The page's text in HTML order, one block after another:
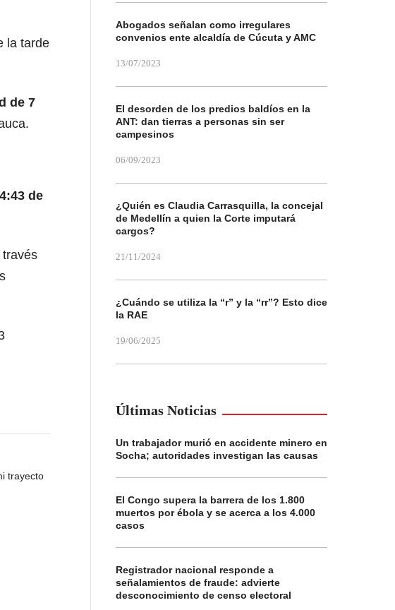
la tarde
de 7
de
trayecto
Abogados señalan como irregulares
convenios ente alcaldía de Cúcuta y AMC
13/07/2023
El desorden de los predios baldíos en la
ANT: dan tierras a personas sin ser
campesinos
06/09/2023
¿Quién es Claudia Carrasquilla, la concejal
de Medellín a quien la Corte imputará
cargos?
21/11/2024
¿Cuándo se utiliza la “r” y la “rr”? Esto dice
la RAE
19/06/2025
Últimas Noticias
Un trabajador murió en accidente minero en
Socha; autoridades investigan las causas
El Congo supera la barrera de los 1.800
muertos por ébola y se acerca a los 4.000
casos
Registrador nacional responde a
señalamientos de fraude: advierte
desconocimiento de censo electoral